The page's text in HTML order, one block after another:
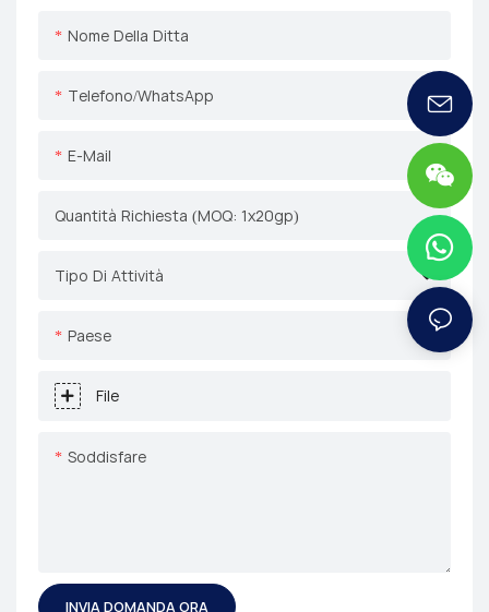
Nome Della Ditta
Telefono/WhatsApp
E-Mail
Quantità Richiesta (MOQ: 1x20gp)
Tipo Di Attività
Paese
File
Soddisfare
INVIA DOMANDA ORA